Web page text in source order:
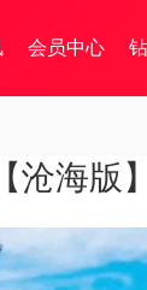
会员中心
沧海版】